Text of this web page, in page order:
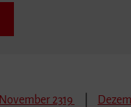
November 2319